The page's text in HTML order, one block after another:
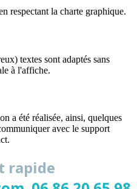
respectant la charte graphique.
textes sont adaptés sans
à l'affiche.
a été réalisée, ainsi, quelques
avec le support
rapide